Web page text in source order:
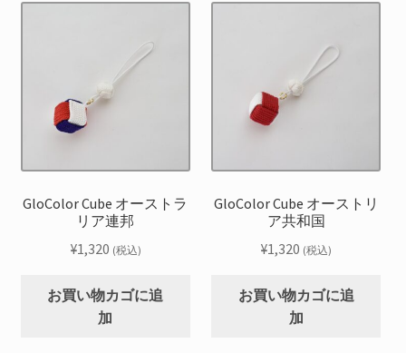
GloColor Cube オーストラ
リア連邦
¥1,320 (税込)
お買い物カゴに追
加
GloColor Cube オーストリ
ア共和国
¥1,320 (税込)
お買い物カゴに追
加